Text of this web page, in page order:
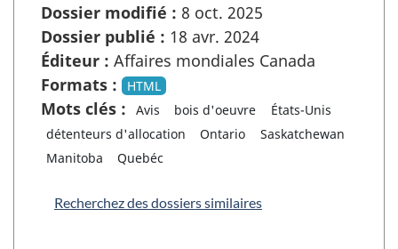
Dossier modifié : 8 oct. 2025
Dossier publié : 18 avr. 2024
Éditeur : Affaires mondiales Canada
Formats :
HTML
Mots clés : Avis bois d'oeuvre
États-Unis
détenteurs d'allocation
Ontario
Saskatchewan
Manitoba
Quebéc
Recherchez des dossiers similaires